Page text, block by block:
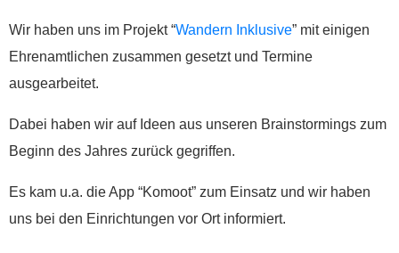
Wir haben uns im Projekt “Wandern Inklusive” mit einigen
Ehrenamtlichen zusammen gesetzt und Termine
ausgearbeitet.
Dabei haben wir auf Ideen aus unseren Brainstormings zum
Beginn des Jahres zurück gegriffen.
Es kam u.a. die App “Komoot” zum Einsatz und wir haben
uns bei den Einrichtungen vor Ort informiert.